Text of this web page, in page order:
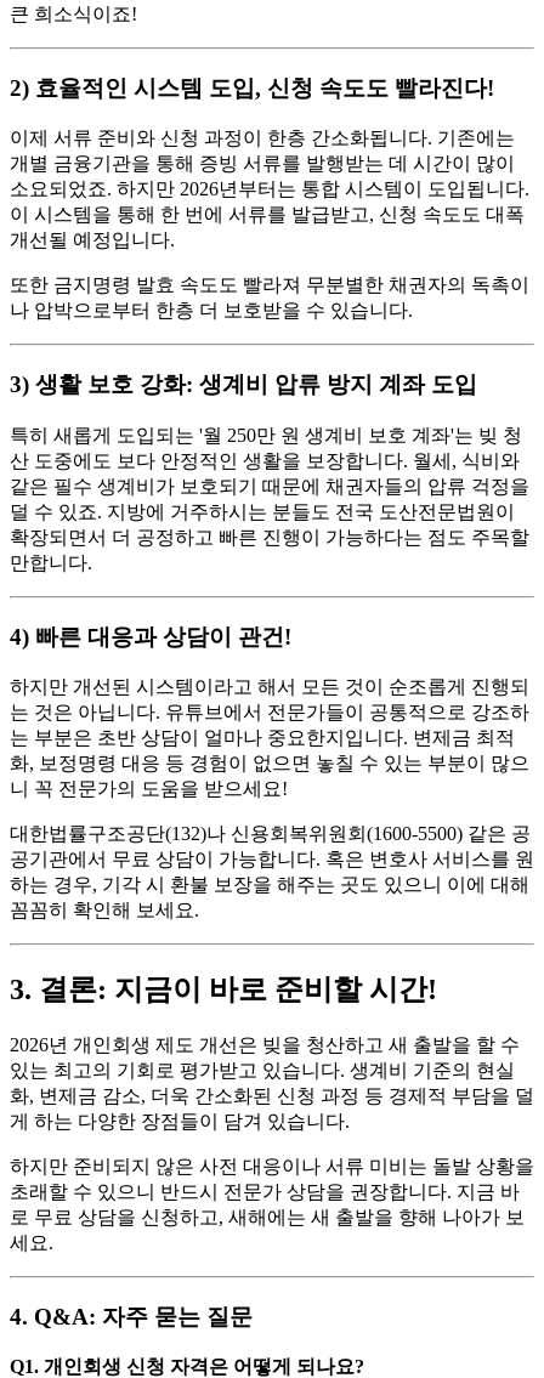
큰 희소식이죠!
2) 효율적인 시스템 도입, 신청 속도도 빨라진다!
이제 서류 준비와 신청 과정이 한층 간소화됩니다. 기존에는
개별 금융기관을 통해 증빙 서류를 발행받는 데 시간이 많이
소요되었죠. 하지만 2026년부터는 통합 시스템이 도입됩니다.
이 시스템을 통해 한 번에 서류를 발급받고, 신청 속도도 대폭
개선될 예정입니다.
또한 금지명령 발효 속도도 빨라져 무분별한 채권자의 독촉이
나 압박으로부터 한층 더 보호받을 수 있습니다.
3) 생활 보호 강화: 생계비 압류 방지 계좌 도입
특히 새롭게 도입되는 '월 250만 원 생계비 보호 계좌'는 빚 청
산 도중에도 보다 안정적인 생활을 보장합니다. 월세, 식비와
같은 필수 생계비가 보호되기 때문에 채권자들의 압류 걱정을
덜 수 있죠. 지방에 거주하시는 분들도 전국 도산전문법원이
확장되면서 더 공정하고 빠른 진행이 가능하다는 점도 주목할
만합니다.
4) 빠른 대응과 상담이 관건!
하지만 개선된 시스템이라고 해서 모든 것이 순조롭게 진행되
는 것은 아닙니다. 유튜브에서 전문가들이 공통적으로 강조하
는 부분은 초반 상담이 얼마나 중요한지입니다. 변제금 최적
화, 보정명령 대응 등 경험이 없으면 놓칠 수 있는 부분이 많으
니 꼭 전문가의 도움을 받으세요!
대한법률구조공단(132)나 신용회복위원회(1600-5500) 같은 공
공기관에서 무료 상담이 가능합니다. 혹은 변호사 서비스를 원
하는 경우, 기각 시 환불 보장을 해주는 곳도 있으니 이에 대해
꼼꼼히 확인해 보세요.
3. 결론: 지금이 바로 준비할 시간!
2026년 개인회생 제도 개선은 빚을 청산하고 새 출발을 할 수
있는 최고의 기회로 평가받고 있습니다. 생계비 기준의 현실
화, 변제금 감소, 더욱 간소화된 신청 과정 등 경제적 부담을 덜
게 하는 다양한 장점들이 담겨 있습니다.
하지만 준비되지 않은 사전 대응이나 서류 미비는 돌발 상황을
초래할 수 있으니 반드시 전문가 상담을 권장합니다. 지금 바
로 무료 상담을 신청하고, 새해에는 새 출발을 향해 나아가 보
세요.
4. Q&A: 자주 묻는 질문
Q1. 개인회생 신청 자격은 어떻게 되나요?